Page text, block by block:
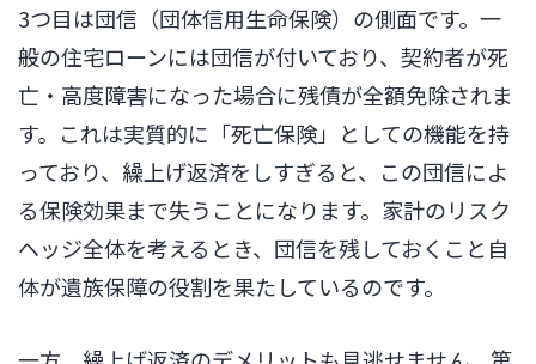
3つ目は団信（団体信用生命保険）の側面です。一
般の住宅ローンには団信が付いており、契約者が死
亡・高度障害になった場合に残債が全額免除されま
す。これは実質的に「死亡保険」としての機能を持
っており、繰上げ返済をしすぎると、この団信によ
る保険効果まで失うことになります。家計のリスク
ヘッジ全体を考えるとき、団信を残しておくこと自
体が遺族保障の役割を果たしているのです。